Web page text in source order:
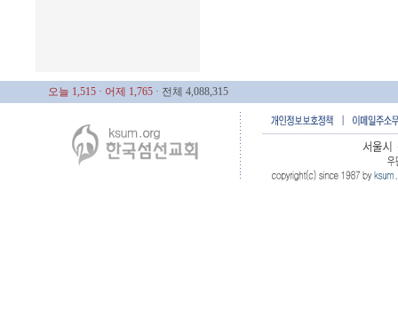
오늘 1,515 · 어제 1,765 · 전체 4,088,315